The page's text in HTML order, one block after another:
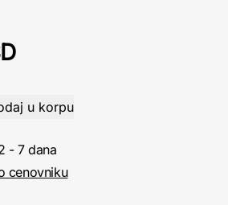
- 7 dana
cenovniku